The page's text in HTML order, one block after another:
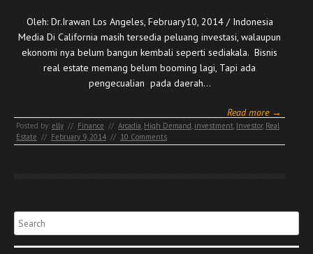
Oleh: Dr.Irawan Los Angeles, February10, 2014 / Indonesia
Media Di California masih tersedia peluang investasi, walaupun
ekonomi nya belum bangun kembali seperti sediakala. Bisnis
real estate memang belum booming lagi, Tapi ada
pengecualian pada daerah…
Read more →
Posted by: elly // Finance // Arcadia High Demand investment Investor, Real
Estate // February 9, 2014 // 10 Comments
Search